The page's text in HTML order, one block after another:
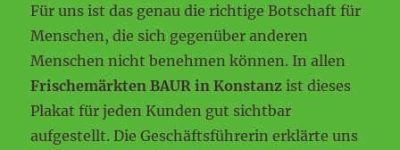
Für uns ist das genau die richtige Botschaft für
Menschen, die sich gegenüber anderen
Menschen nicht benehmen können. In allen
Frischemärkten BAUR in Konstanz ist dieses
Plakat für jeden Kunden gut sichtbar
aufgestellt. Die Geschäftsführerin erklärte uns